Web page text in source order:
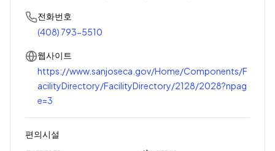
전화번호
(408) 793-5510
웹사이트
https://www.sanjoseca.gov/Home/Components/F
acilityDirectory/FacilityDirectory/2128/2028?npag
e=3
편의시설